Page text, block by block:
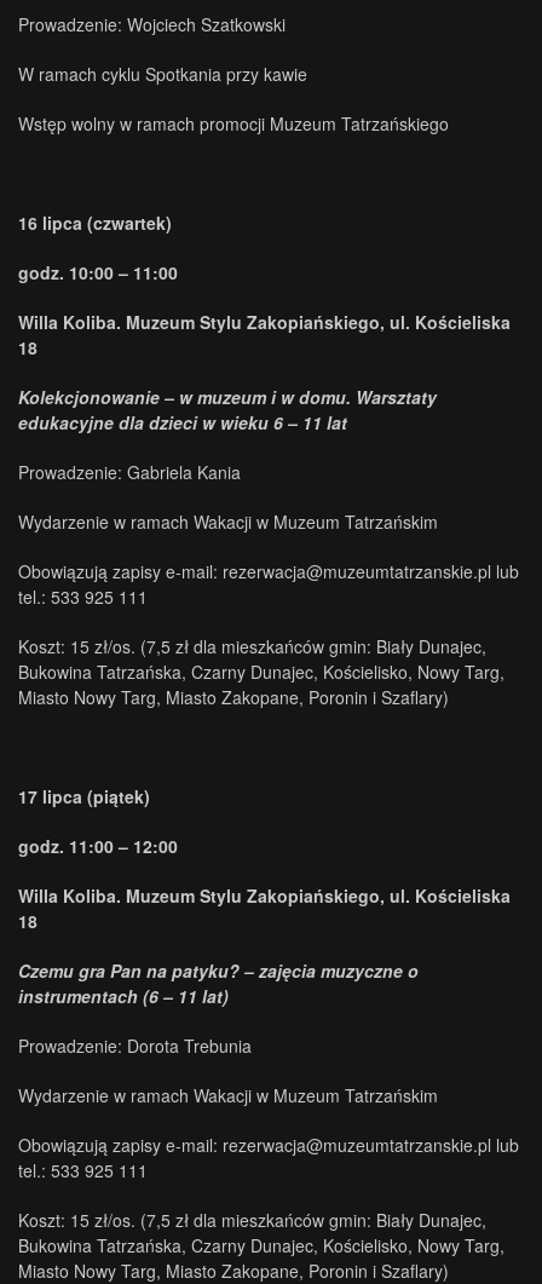
Prowadzenie: Wojciech Szatkowski
W ramach cyklu Spotkania przy kawie
Wstęp wolny w ramach promocji Muzeum Tatrzańskiego
16 lipca (czwartek)
godz. 10:00 – 11:00
Willa Koliba. Muzeum Stylu Zakopiańskiego, ul. Kościeliska
18
Kolekcjonowanie – w muzeum i w domu. Warsztaty
edukacyjne dla dzieci w wieku 6 – 11 lat
Prowadzenie: Gabriela Kania
Wydarzenie w ramach Wakacji w Muzeum Tatrzańskim
Obowiązują zapisy e-mail: rezerwacja@muzeumtatrzanskie.pl lub
tel.: 533 925 111
Koszt: 15 zł/os. (7,5 zł dla mieszkańców gmin: Biały Dunajec,
Bukowina Tatrzańska, Czarny Dunajec, Kościelisko, Nowy Targ,
Miasto Nowy Targ, Miasto Zakopane, Poronin i Szaflary)
17 lipca (piątek)
godz. 11:00 – 12:00
Willa Koliba. Muzeum Stylu Zakopiańskiego, ul. Kościeliska
18
Czemu gra Pan na patyku? – zajęcia muzyczne o
instrumentach (6 – 11 lat)
Prowadzenie: Dorota Trebunia
Wydarzenie w ramach Wakacji w Muzeum Tatrzańskim
Obowiązują zapisy e-mail: rezerwacja@muzeumtatrzanskie.pl lub
tel.: 533 925 111
Koszt: 15 zł/os. (7,5 zł dla mieszkańców gmin: Biały Dunajec,
Bukowina Tatrzańska, Czarny Dunajec, Kościelisko, Nowy Targ,
Miasto Nowy Targ, Miasto Zakopane, Poronin i Szaflary)